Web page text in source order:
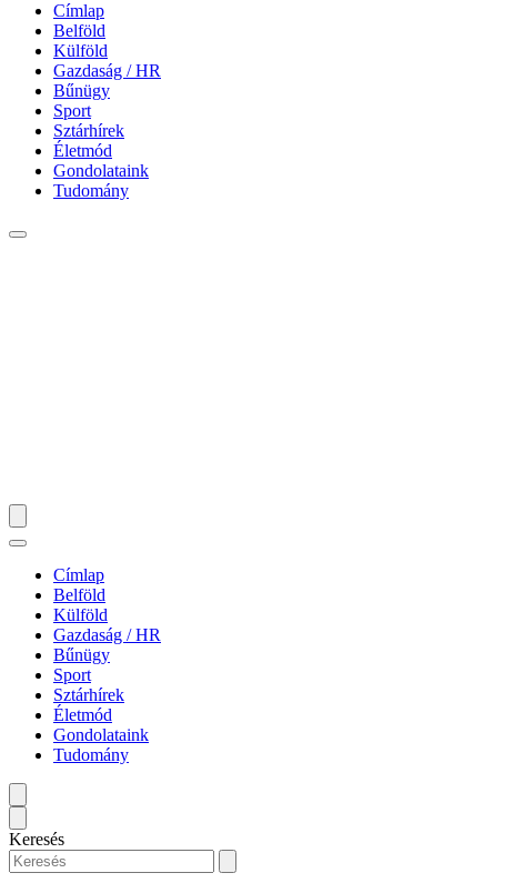
Címlap
Belföld
Külföld
Gazdaság / HR
Bűnügy
Sport
Sztárhírek
Életmód
Gondolataink
Tudomány
Címlap
Belföld
Külföld
Gazdaság / HR
Bűnügy
Sport
Sztárhírek
Életmód
Gondolataink
Tudomány
Keresés